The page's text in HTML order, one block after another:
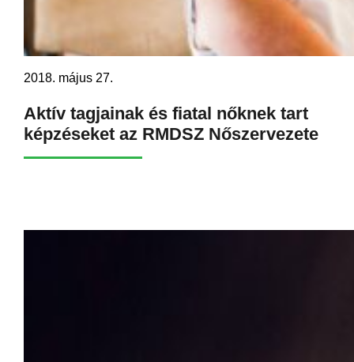
2018. május 27.
Aktív tagjainak és fiatal nőknek tart
képzéseket az RMDSZ Nőszervezete